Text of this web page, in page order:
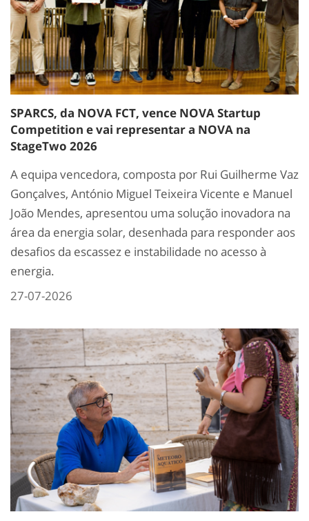
SPARCS, da NOVA FCT, vence NOVA Startup
Competition e vai representar a NOVA na
StageTwo 2026
A equipa vencedora, composta por Rui Guilherme Vaz
Gonçalves, António Miguel Teixeira Vicente e Manuel
João Mendes, apresentou uma solução inovadora na
área da energia solar, desenhada para responder aos
desafios da escassez e instabilidade no acesso à
energia.
27-07-2026